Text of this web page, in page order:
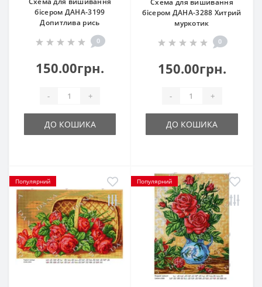
бісером ДАНА-3199
Допитлива рись
0
150.00грн.
- +
ДО КОШИКА
Схема для вишивання
бісером ДАНА-3288 Хитрий
муркотик
0
150.00грн.
- +
ДО КОШИКА
Популярний Популярний